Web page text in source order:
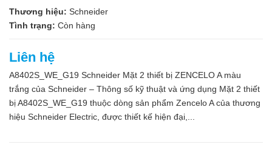
Thương hiệu: Schneider
Tình trạng: Còn hàng
Liên hệ
A8402S_WE_G19 Schneider Mặt 2 thiết bị ZENCELO A màu
trắng của Schneider – Thông số kỹ thuật và ứng dụng Mặt 2 thiết
bị A8402S_WE_G19 thuộc dòng sản phẩm Zencelo A của thương
hiệu Schneider Electric, được thiết kế hiện đại,...